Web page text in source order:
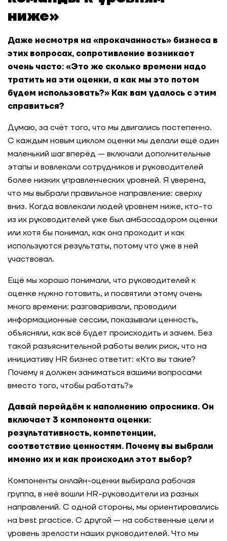
ниже»
Даже несмотря на «прокачанность» бизнеса в
этих вопросах, сопротивление возникает
очень часто: «Это же сколько времени надо
тратить на эти оценки, а как мы это потом
будем использовать?» Как вам удалось с этим
справиться?
Думаю, за счёт того, что мы двигались постепенно.
С каждым новым циклом оценки мы делали ещё один
маленький шаг вперёд — включали дополнительные
этапы и вовлекали сотрудников и руководителей
более низких управленческих уровней. Я уверена,
что мы выбрали правильное направление: сверху
вниз. Когда вовлекали людей уровнем ниже, кто-то
из их руководителей уже был амбассадором оценки
или хотя бы понимал, как она проходит и как
используются результаты, потому что уже в ней
участвовал.
Ещё мы хорошо понимали, что руководителей к
оценке нужно готовить, и посвятили этому очень
много времени: разговаривали, проводили
информационные сессии, показывали ценность,
объясняли, как всё будет происходить и зачем. Без
такой разъяснительной работы велик риск, что на
инициативу HR бизнес ответит: «Кто вы такие?
Почему я должен заниматься вашими вопросами
вместо того, чтобы работать?»
Давай перейдём к наполнению опросника. Он
включает 3 компонента оценки:
результативность, компетенции,
соответствие ценностям. Почему вы выбрали
именно их и как происходил этот выбор?
Компоненты онлайн-оценки выбирала рабочая
группа, в неё вошли HR-руководители из разных
направлений. С одной стороны, мы ориентировались
на best practice. С другой — на собственные цели и
уровень зрелости наших руководителей. Что мы